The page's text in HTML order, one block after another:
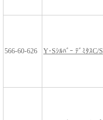
566-60-626 Y･Sｼﾙﾊﾞｰ ﾃﾞﾐﾀｽC/S